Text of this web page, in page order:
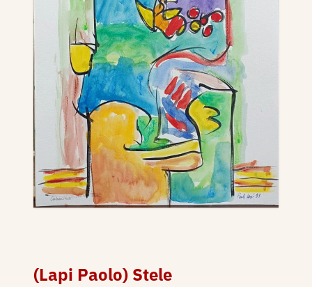
(Lapi Paolo) Stele